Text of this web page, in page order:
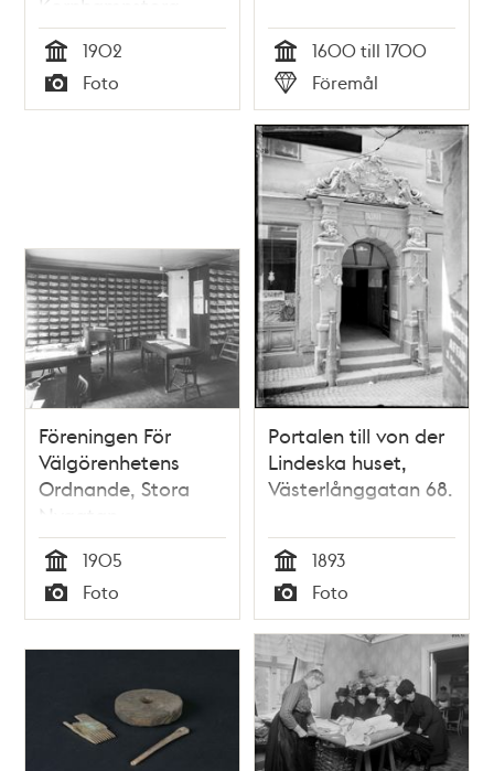
Tid
1902
Typ
Foto Tid
1600 till 1700
Typ
Föremål
Föreningen För
Välgörenhetens
Ordnande, Stora
Nygatan
Tid
1905
Typ
Foto
Portalen till von der
Lindeska huset,
Västerlånggatan 68.
Tid
1893
Typ
Foto